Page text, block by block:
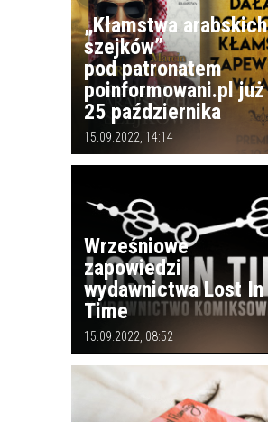
„Kłamstwa arabskich
szejków”
pod patronatem
poinformowani.pl już
25 października
15.09.2022, 14:14
Wrześniowe
zapowiedzi
wydawnictwa Lost In
Time
15.09.2022, 08:52